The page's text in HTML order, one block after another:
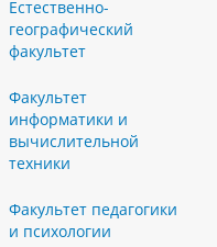
Естественно-
географический
факультет
Факультет
информатики и
вычислительной
техники
Факультет педагогики
и психологии